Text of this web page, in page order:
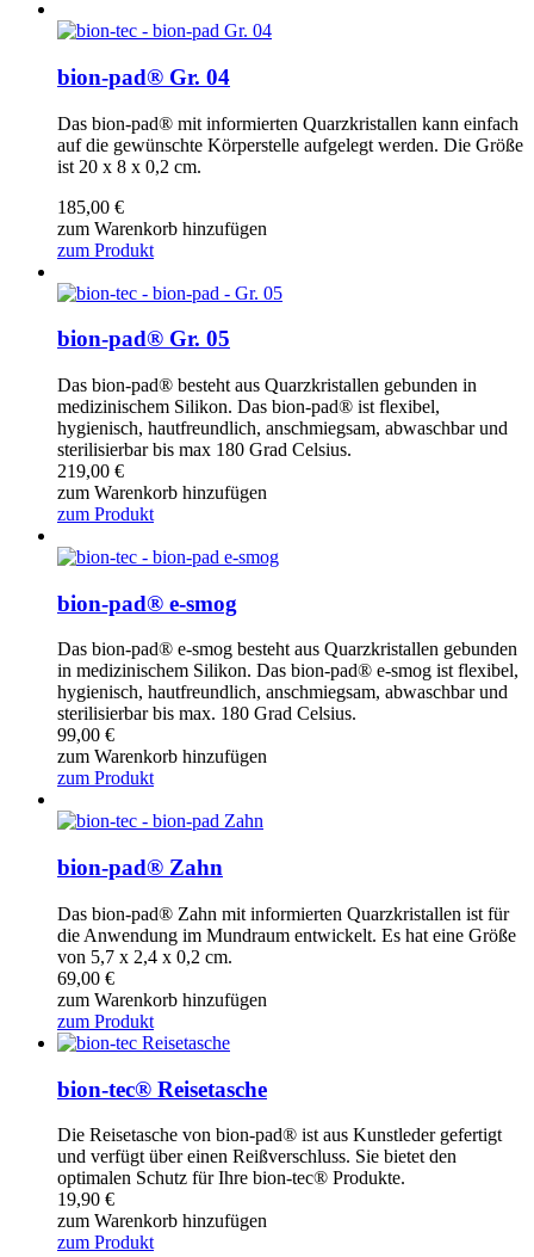
bion-pad® Gr. 04
Das bion-pad® mit informierten Quarzkristallen kann einfach
auf die gewünschte Körperstelle aufgelegt werden. Die Größe
ist 20 x 8 x 0,2 cm.
185,00 €
zum Warenkorb hinzufügen
zum Produkt
bion-pad® Gr. 05
Das bion-pad® besteht aus Quarzkristallen gebunden in
medizinischem Silikon. Das bion-pad® ist flexibel,
hygienisch, hautfreundlich, anschmiegsam, abwaschbar und
sterilisierbar bis max 180 Grad Celsius.
219,00 €
zum Warenkorb hinzufügen
zum Produkt
bion-pad® e-smog
Das bion-pad® e-smog besteht aus Quarzkristallen gebunden
in medizinischem Silikon. Das bion-pad® e-smog ist flexibel,
hygienisch, hautfreundlich, anschmiegsam, abwaschbar und
sterilisierbar bis max. 180 Grad Celsius.
99,00 €
zum Warenkorb hinzufügen
zum Produkt
bion-pad® Zahn
Das bion-pad® Zahn mit informierten Quarzkristallen ist für
die Anwendung im Mundraum entwickelt. Es hat eine Größe
von 5,7 x 2,4 x 0,2 cm.
69,00 €
zum Warenkorb hinzufügen
zum Produkt
bion-tec® Reisetasche
Die Reisetasche von bion-pad® ist aus Kunstleder gefertigt
und verfügt über einen Reißverschluss. Sie bietet den
optimalen Schutz für Ihre bion-tec® Produkte.
19,90 €
zum Warenkorb hinzufügen
zum Produkt